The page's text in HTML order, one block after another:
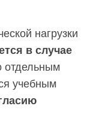
нагрузки
в случае
отдельным
учебным